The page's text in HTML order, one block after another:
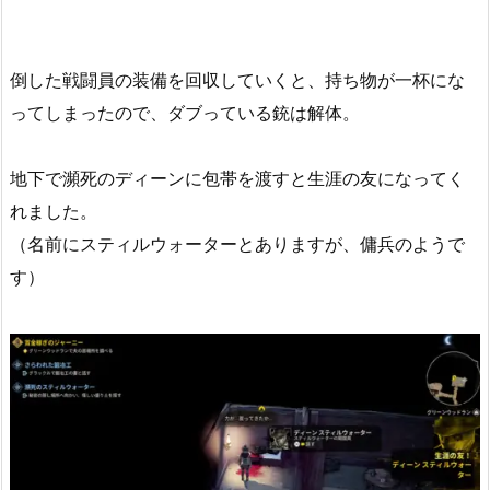
倒した戦闘員の装備を回収していくと、持ち物が一杯にな
ってしまったので、ダブっている銃は解体。
地下で瀕死のディーンに包帯を渡すと生涯の友になってく
れました。
（名前にスティルウォーターとありますが、傭兵のようで
す）